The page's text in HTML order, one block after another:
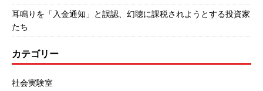
耳鳴りを「入金通知」と誤認、幻聴に課税されようとする投資家
たち
カテゴリー
社会実験室